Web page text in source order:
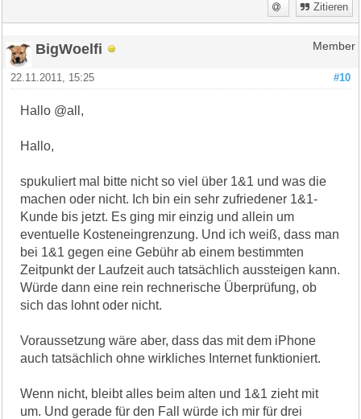
Zitieren
BigWoelfi Member
#10
22.11.2011, 15:25
Hallo @all,
Hallo,
spukuliert mal bitte nicht so viel über 1&1 und was die
machen oder nicht. Ich bin ein sehr zufriedener 1&1-
Kunde bis jetzt. Es ging mir einzig und allein um
eventuelle Kosteneingrenzung. Und ich weiß, dass man
bei 1&1 gegen eine Gebühr ab einem bestimmten
Zeitpunkt der Laufzeit auch tatsächlich aussteigen kann.
Würde dann eine rein rechnerische Überprüfung, ob
sich das lohnt oder nicht.
Voraussetzung wäre aber, dass das mit dem iPhone
auch tatsächlich ohne wirkliches Internet funktioniert.
Wenn nicht, bleibt alles beim alten und 1&1 zieht mit
um. Und gerade für den Fall würde ich mir für drei